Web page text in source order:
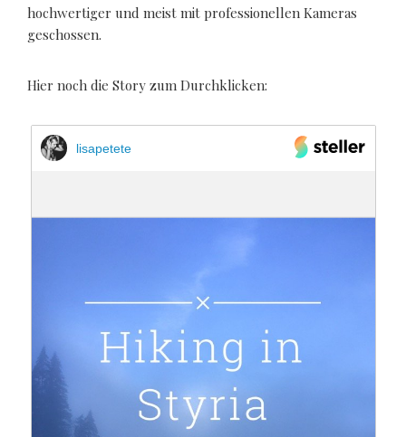
hochwertiger und meist mit professionellen Kameras
geschossen.
Hier noch die Story zum Durchklicken:
lisapetete